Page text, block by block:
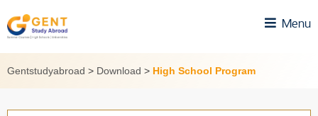
to
content
Menu
Gentstudyabroad > Download > High School Program